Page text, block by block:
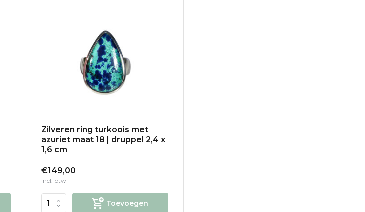
Zilveren ring turkoois met
azuriet maat 18 | druppel 2,4 x
1,6 cm
€149,00
Incl. btw
Toevoegen